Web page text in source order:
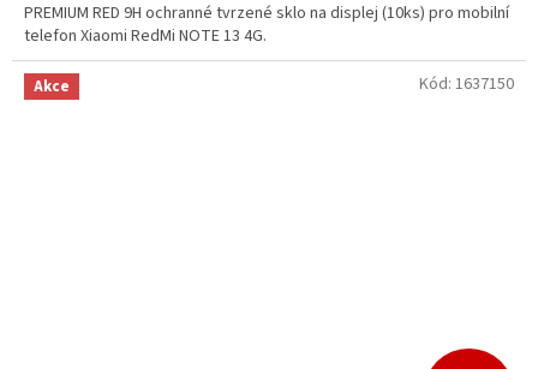
PREMIUM RED 9H ochranné tvrzené sklo na displej (10ks) pro mobilní
telefon Xiaomi RedMi NOTE 13 4G.
Akce Kód: 1637150